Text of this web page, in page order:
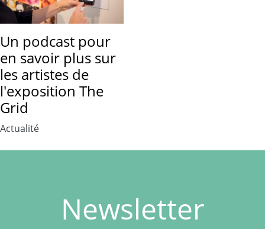
Un podcast pour
en savoir plus sur
les artistes de
l'exposition The
Grid
Actualité
Newsletter